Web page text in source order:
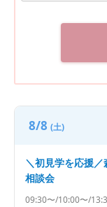
8/8 (土)
＼初見学を応援
相談会
09:30〜/10:00〜/